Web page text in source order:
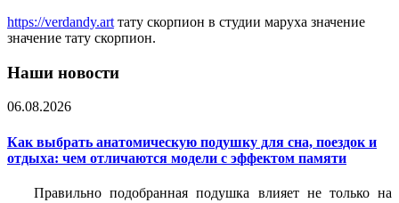
https://verdandy.art тату скорпион в студии маруха значение
значение тату скорпион.
Наши новости
06.08.2026
Как выбрать анатомическую подушку для сна, поездок и
отдыха: чем отличаются модели с эффектом памяти
Правильно подобранная подушка влияет не только на